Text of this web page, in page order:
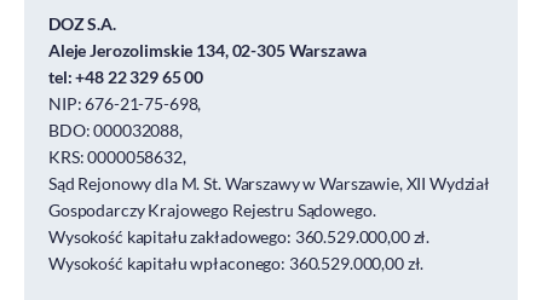
DOZ S.A.
Aleje Jerozolimskie 134, 02-305 Warszawa
tel:+48 22 329 65 00
NIP: 676-21-75-698,
BDO: 000032088,
KRS: 0000058632,
Sąd Rejonowy dla M. St. Warszawy w Warszawie, XII Wydział
Gospodarczy Krajowego Rejestru Sądowego.
Wysokość kapitału zakładowego: 360.529.000,00 zł.
Wysokość kapitału wpłaconego: 360.529.000,00 zł.